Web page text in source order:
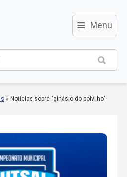
≡ Menu
» Notícias sobre "ginásio do polvilho"